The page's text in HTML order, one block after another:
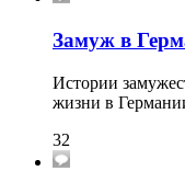
Замуж в
Истории
жизни в
32